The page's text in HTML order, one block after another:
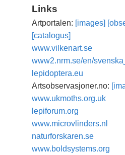
Links
Artportalen: [images]
[catalogus]
www.vilkenart.se
www2.nrm.se/en/
lepidoptera.eu
Artsobservasjoner.no:
www.ukmoths.org.uk
lepiforum.org
www.microvlinders.nl
naturforskaren.se
www.boldsystems.org